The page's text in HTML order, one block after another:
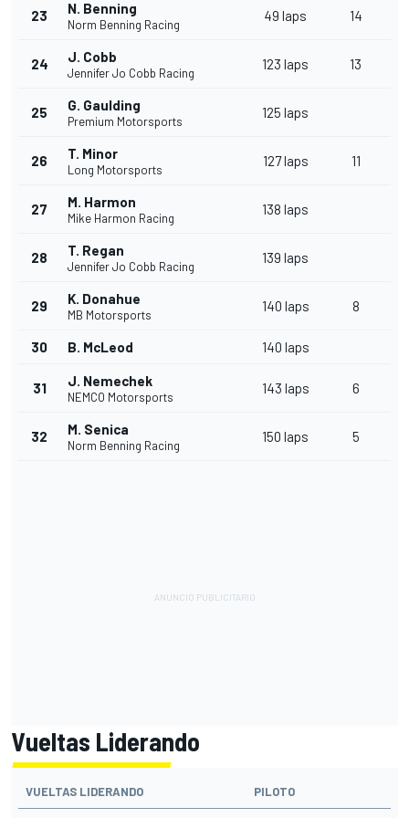
23 N. Benning
Norm Benning Racing
49 laps 14
24 J. Cobb
Jennifer Jo Cobb Racing
123 laps 13
25 G. Gaulding
Premium Motorsports
125 laps
26 T. Minor
Long Motorsports
127 laps 11
27 M. Harmon
Mike Harmon Racing
138 laps
28 T. Regan
Jennifer Jo Cobb Racing
139 laps
29 K. Donahue
MB Motorsports
140 laps 8
30 B. McLeod 140 laps
31 J. Nemechek
NEMCO Motorsports
143 laps 6
32 M. Senica
Norm Benning Racing
150 laps 5
Vueltas Liderando
VUELTAS LIDERANDO PILOTO